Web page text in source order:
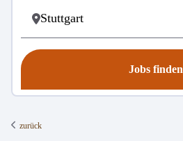
Jobs finden
zurück